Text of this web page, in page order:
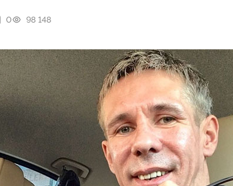
0 98 148